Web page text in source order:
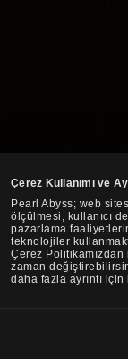
Çerez Kullanımı ve
Pearl Abyss; web
ölçülmesi, kullanıcı
pazarlama
teknolojiler
Çerez
zaman
daha fazla ayrıntı